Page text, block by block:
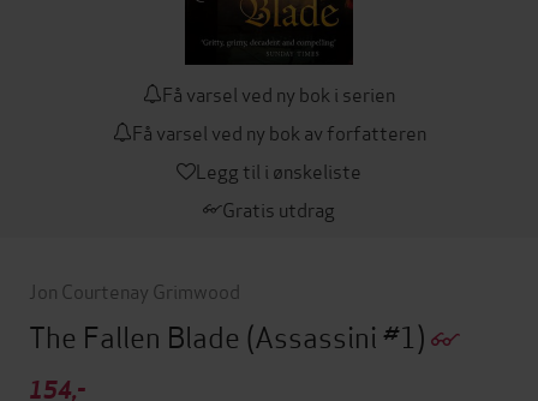
Få varsel ved ny bok i serien
Få varsel ved ny bok av forfatteren
Legg til i ønskeliste
Gratis utdrag
Jon Courtenay Grimwood
The Fallen Blade (Assassini #1)
154,-